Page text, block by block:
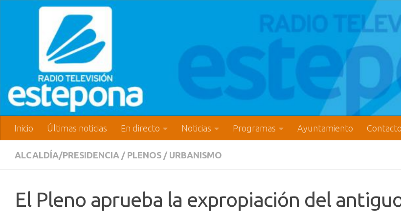
Inicio Últimas noticias En directo Noticias Programas Ayuntamiento Contacto
ALCALDÍA/PRESIDENCIA / PLENOS / URBANISMO
El Pleno aprueba la expropiación del